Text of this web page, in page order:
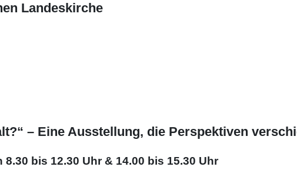
Landeskirche
– Eine Ausstellung, die Perspektiven
bis 12.30 Uhr & 14.00 bis 15.30 Uhr